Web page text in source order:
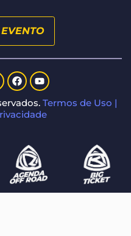
Termos de Uso |